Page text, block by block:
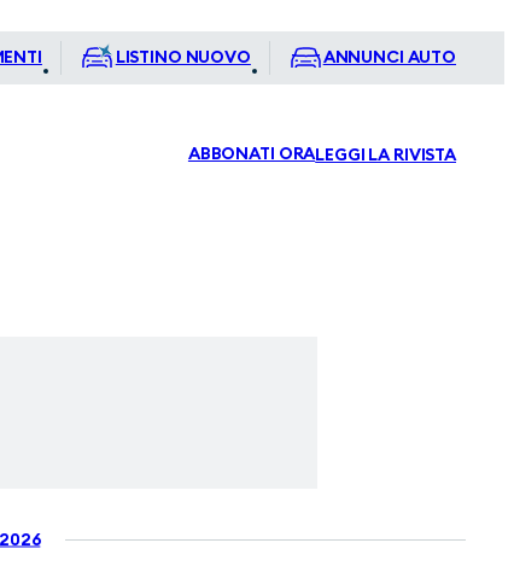
LISTINO NUOVO ANNUNCI AUTO
ABBONATI ORALEGGI LA RIVISTA